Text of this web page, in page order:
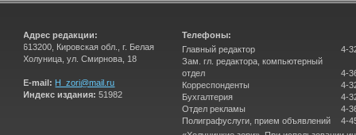
Адрес редакции:
613200, Кировская обл., г. Белая
Холуница, ул. Смирнова, 18
E-mail: H_zori@mail.ru
Индекс издания: 51982
Телефоны:
Главный редактор
Зам. гл. редактора, компьютерный
отдел
Корреспонденты
Бухгалтерия
Отдел рекламы
Полиграфуслуги, прием объявлений
4-
4-
4-
4-
4-
4-